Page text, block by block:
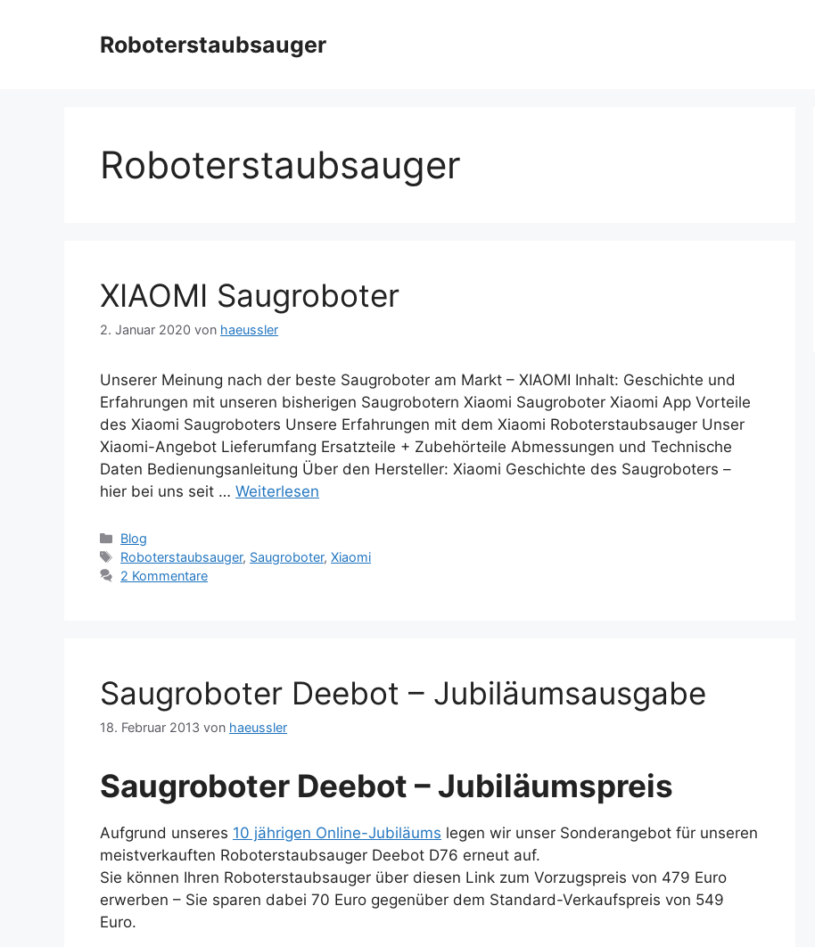
Roboterstaubsauger
Roboterstaubsauger
XIAOMI Saugroboter
2. Januar 2020 von haeussler
Unserer Meinung nach der beste Saugroboter am Markt – XIAOMI Inhalt: Geschichte und
Erfahrungen mit unseren bisherigen Saugrobotern Xiaomi Saugroboter Xiaomi App Vorteile
des Xiaomi Saugroboters Unsere Erfahrungen mit dem Xiaomi Roboterstaubsauger Unser
Xiaomi-Angebot Lieferumfang Ersatzteile + Zubehörteile Abmessungen und Technische
Daten Bedienungsanleitung Über den Hersteller: Xiaomi Geschichte des Saugroboters –
hier bei uns seit … Weiterlesen
Kategorien
Blog
Schlagwörter
Roboterstaubsauger, Saugroboter,Xiaomi
2 Kommentare
Saugroboter Deebot – Jubiläumsausgabe
18. Februar 2013 von haeussler
Saugroboter Deebot – Jubiläumspreis
Aufgrund unseres 10 jährigen Online-Jubiläums legen wir unser Sonderangebot für unseren
meistverkauften Roboterstaubsauger Deebot D76 erneut auf.
Sie können Ihren Roboterstaubsauger über diesen Link zum Vorzugspreis von 479 Euro
erwerben – Sie sparen dabei 70 Euro gegenüber dem Standard-Verkaufspreis von 549
Euro.